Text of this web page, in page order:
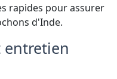
rapides pour assurer
d'Inde.
entretien